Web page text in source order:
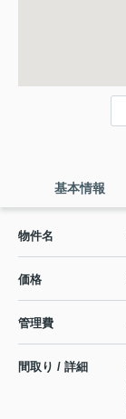
基本情報
物件名
価格
管理費
間取り / 詳細